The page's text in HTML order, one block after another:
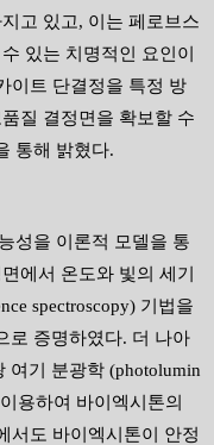
고 있고, 이는 페로브스
있는 치명적인 요인이
이트 단결정을 특정 방
질 결정면을 확보할 수
통해 밝혔다.
성을 이론적 모델을 통
에서 온도와 빛의 세기
spectroscopy) 기법을
로 증명하였다. 더 나아
여기 분광학 (photolumin
용하여 바이엑시톤의
서도 바이엑시톤이 안정